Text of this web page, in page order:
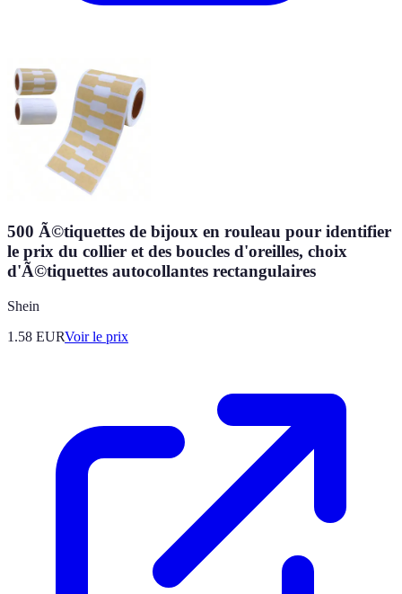
500 Ã©tiquettes de bijoux en rouleau pour identifier
le prix du collier et des boucles d'oreilles, choix
d'Ã©tiquettes autocollantes rectangulaires
Shein
1.58 EURVoir le prix